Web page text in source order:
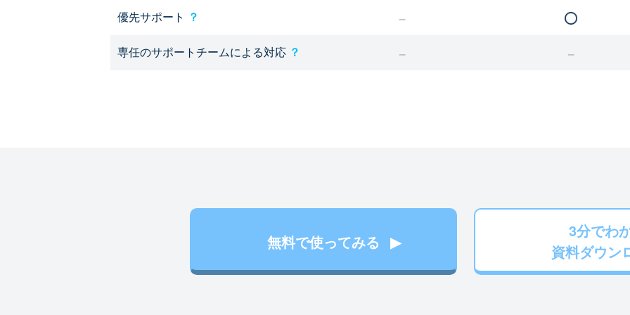
優先サポート ？
専任のサポートチームによる対応 ？
無料で使ってみる
3分でわ
資料ダウン